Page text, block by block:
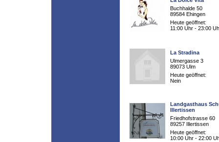
Buchhalde 50
89584 Ehingen
Heute geöffnet:
11:00 Uhr - 23:00
La Stradina
Ulmergasse 3
89073 Ulm
Heute geöffnet:
Nein
Landgasthaus
Illertissen
Friedhofstrasse 60
89257 Illertissen
Heute geöffnet:
10:00 Uhr - 22:00